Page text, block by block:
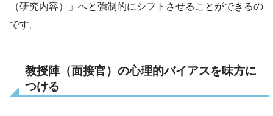
（研究内容）」へと強制的にシフトさせることができるの
です。
教授陣（面接官）の心理的バイアスを味方に
つける